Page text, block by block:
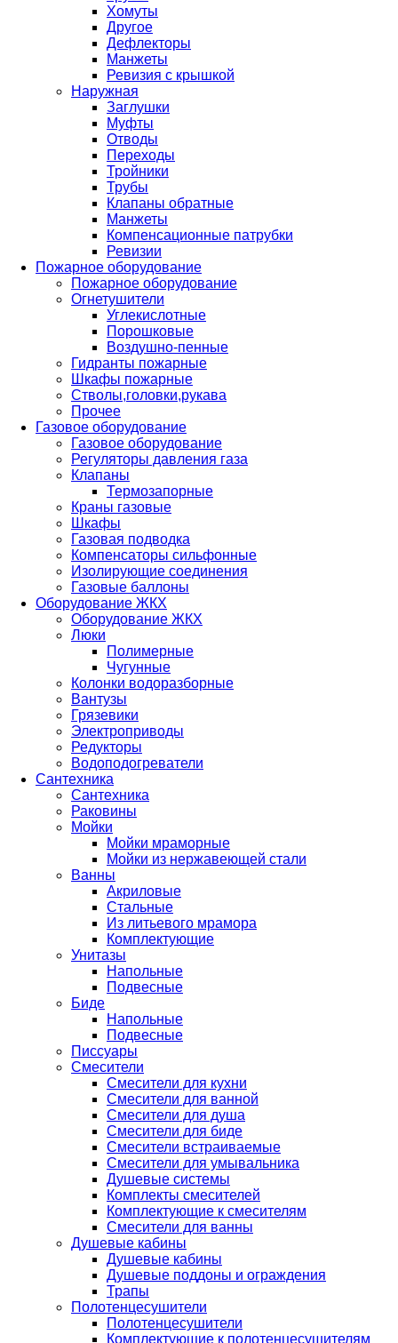
Хомуты
Другое
Дефлекторы
Манжеты
Ревизия с крышкой
Наружная
Заглушки
Муфты
Отводы
Переходы
Тройники
Трубы
Клапаны обратные
Манжеты
Компенсационные патрубки
Ревизии
Пожарное оборудование
Пожарное оборудование
Огнетушители
Углекислотные
Порошковые
Воздушно-пенные
Гидранты пожарные
Шкафы пожарные
Стволы,головки,рукава
Прочее
Газовое оборудование
Газовое оборудование
Регуляторы давления газа
Клапаны
Термозапорные
Краны газовые
Шкафы
Газовая подводка
Компенсаторы сильфонные
Изолирующие соединения
Газовые баллоны
Оборудование ЖКХ
Оборудование ЖКХ
Люки
Полимерные
Чугунные
Колонки водоразборные
Вантузы
Грязевики
Электроприводы
Редукторы
Водоподогреватели
Сантехника
Сантехника
Раковины
Мойки
Мойки мраморные
Мойки из нержавеющей стали
Ванны
Акриловые
Стальные
Из литьевого мрамора
Комплектующие
Унитазы
Напольные
Подвесные
Биде
Напольные
Подвесные
Писсуары
Смесители
Смесители для кухни
Смесители для ванной
Смесители для душа
Смесители для биде
Смесители встраиваемые
Смесители для умывальника
Душевые системы
Комплекты смесителей
Комплектующие к смесителям
Смесители для ванны
Душевые кабины
Душевые кабины
Душевые поддоны и ограждения
Трапы
Полотенцесушители
Полотенцесушители
Комплектующие к полотенцесушителям